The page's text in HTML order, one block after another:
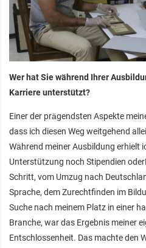
Wer hat Sie während Ihrer
Karriere unterstützt?
Einer der prägendsten Aspekte
dass ich diesen Weg weitgehend
Während meiner Ausbildung erhielt
Unterstützung noch Stipendien
Schritt, vom Umzug nach
Sprache, dem Zurechtfinden im
Suche nach meinem Platz in einer
Branche, war das Ergebnis meiner
Entschlossenheit. Das machte den